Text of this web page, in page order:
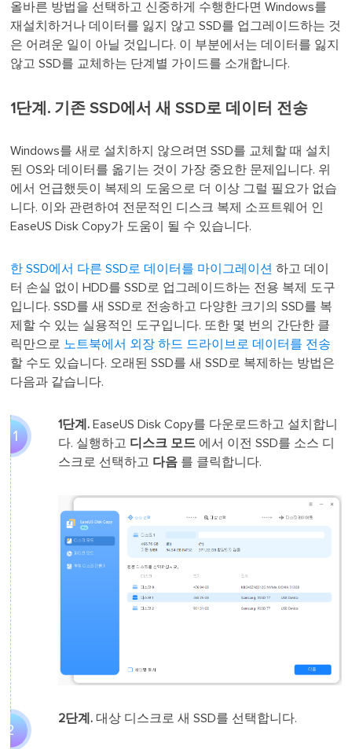
올바른 방법을 선택하고 신중하게 수행한다면 Windows를
재설치하거나 데이터를 잃지 않고 SSD를 업그레이드하는 것
은 어려운 일이 아닐 것입니다. 이 부분에서는 데이터를 잃지
않고 SSD를 교체하는 단계별 가이드를 소개합니다.
1단계. 기존 SSD에서 새 SSD로 데이터 전송
Windows를 새로 설치하지 않으려면 SSD를 교체할 때 설치
된 OS와 데이터를 옮기는 것이 가장 중요한 문제입니다. 위
에서 언급했듯이 복제의 도움으로 더 이상 그럴 필요가 없습
니다. 이와 관련하여 전문적인 디스크 복제 소프트웨어 인
EaseUS Disk Copy가 도움이 될 수 있습니다.
한 SSD에서 다른 SSD로 데이터를 마이그레이션 하고 데이
터 손실 없이 HDD를 SSD로 업그레이드하는 전용 복제 도구
입니다. SSD를 새 SSD로 전송하고 다양한 크기의 SSD를 복
제할 수 있는 실용적인 도구입니다. 또한 몇 번의 간단한 클
릭만으로 노트북에서 외장 하드 드라이브로 데이터를 전송
할 수도 있습니다. 오래된 SSD를 새 SSD로 복제하는 방법은
다음과 같습니다.
1 1
1단계. EaseUS Disk Copy를 다운로드하고 설치합니
다. 실행하고 디스크 모드 에서 이전 SSD를 소스 디
스크로 선택하고 다음 를 클릭합니다.
2
2단계. 대상 디스크로 새 SSD를 선택합니다.